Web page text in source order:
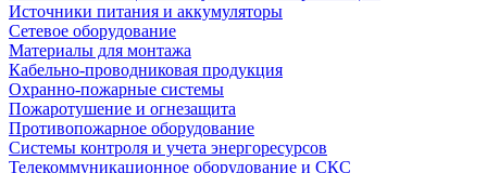
Источники питания и аккумуляторы
Сетевое оборудование
Материалы для монтажа
Кабельно-проводниковая продукция
Охранно-пожарные системы
Пожаротушение и огнезащита
Противопожарное оборудование
Системы контроля и учета энергоресурсов
Телекоммуникационное оборудование и СКС